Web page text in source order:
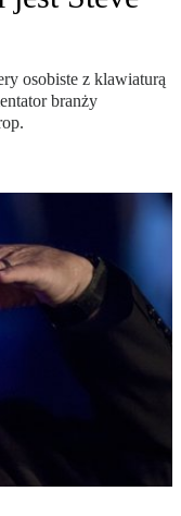
osobiste z klawiaturą
branży